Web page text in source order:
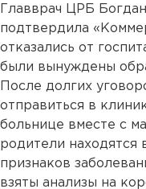
Главврач ЦРБ
подтвердила
отказались от
были вынуждены
После долгих
отправиться в
больнице вместе с
родители находятся
признаков
взяты анализы на